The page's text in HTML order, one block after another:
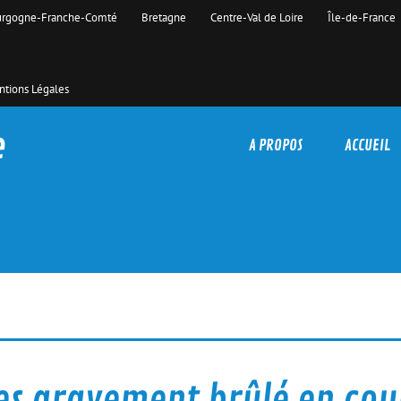
Franche-Comté Bretagne Centre-Val de Loire Île-de-France
Légales
A PROPOS ACCUEIL